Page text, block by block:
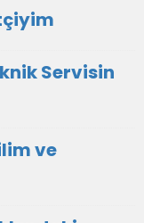
Servisin
ve